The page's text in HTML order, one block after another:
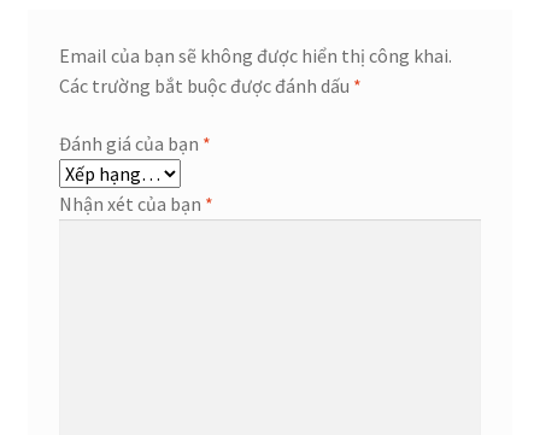
Email của bạn sẽ không được hiển thị công khai.
Các trường bắt buộc được đánh dấu *
Đánh giá của bạn *
Nhận xét của bạn *